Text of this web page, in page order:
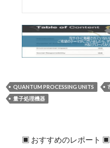
QUANTUM PROCESSING UNITS
量子処理機器
▣ おすすめのレポート ▣